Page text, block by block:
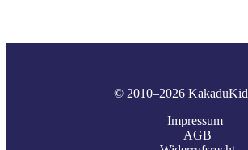
© 2010–2026 KakaduKid
Impressum
AGB